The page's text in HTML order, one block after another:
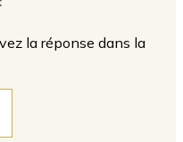
la réponse dans la